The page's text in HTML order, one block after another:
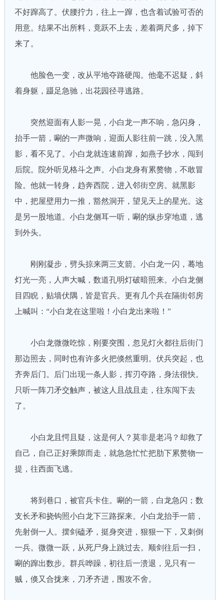
不好蹿高了。伏腰拧力，往上一蹿，也含着试验可否的
用意。结果不出所料，竟跃不上去，差着两尺多，掉下
来了。
他脸色一变，改从平地夺路硬闯。他毫不迟疑，斜
着身躯，蹑足急驰，出花园径寻逃路。
突然迎面有人影一晃，小白龙一声不响，急闪身，
抬手一箭，唰的一声微响，迎面人影往前一跳，没入黑
影，看不见了。小白龙就连速前蹿，如燕子抄水，闯到
后院。院外听见格斗之声。小白龙身有累赘物，不敢冒
险。他就一转身，趋奔西院，进入邻街空房。就黑影
中，把屋壁用力一推，豁然洞开，望见天上的星光。这
是另一股地道。小白龙侧耳一听，唰的纵步穿地道，逃
到外头。
刚刚凝步，劈头掠来两三支箭。小白龙一闪，蓦地
灯光一亮，人声大喊，数道孔明灯破暗照来。小白龙侧
目四睨，贴墙伏隅，皆是官兵。更有几个兵在隔街邻房
上喊叫：“小白龙在这里啦！小白龙出来啦！”
小白龙微微吃惊，刚要突围，忽见灯火都往后街门
那边照去，同时也有许多火把倏然重明。伏兵突起，也
齐奔后门。后门出现一条人影，挥刃夺路，身法很快。
只听一阵刀矛交触声，被这人且战且走，往东闯下去
了。
小白龙且愕且疑，这是何人？莫非是老冯？却救了
自己，自己正好乘隙而走，就急急忙忙把肋下累赘物一
提，往西面飞逃。
将到巷口，被官兵卡住。唰的一箭，白龙急闪；数
支长矛和挠钩照小白龙下三路探来。小白龙抬手一箭，
先射倒一人。摆剑磕矛，挺身突进，狠狠一下，又刺倒
一兵。微微一跃，从死尸身上跳过去。顺剑往后一扫，
唰的蹿出数步。群兵哗躁，初往后一溃退，见只有一
贼，倏又合拢来，刀矛齐进，围攻不舍。